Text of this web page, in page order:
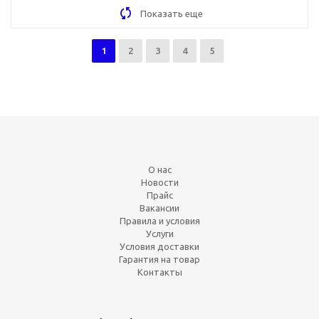
Показать еще
1 2 3 4 5
О нас
Новости
Прайс
Вакансии
Правила и условия
Услуги
Условия доставки
Гарантия на товар
Контакты